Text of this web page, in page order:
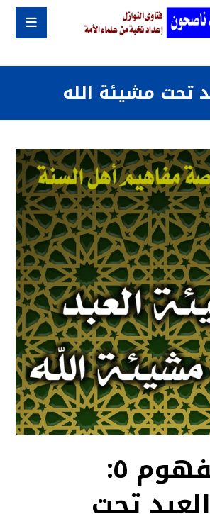
تحت مشيئة الله
١٩٢ – مفهوم ٥: